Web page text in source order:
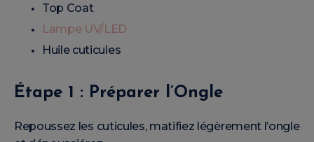
Top Coat
Lampe UV/LED
Huile cuticules
Étape 1 : Préparer l’Ongle
Repoussez les cuticules, matifiez légèrement l’ongle